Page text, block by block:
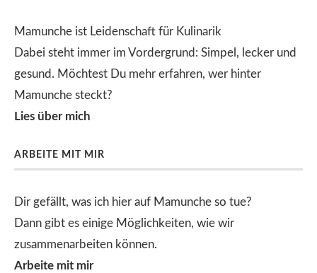
Mamunche ist Leidenschaft für Kulinarik
Dabei steht immer im Vordergrund: Simpel, lecker und
gesund. Möchtest Du mehr erfahren, wer hinter
Mamunche steckt?
Lies über mich
ARBEITE MIT MIR
Dir gefällt, was ich hier auf Mamunche so tue?
Dann gibt es einige Möglichkeiten, wie wir
zusammenarbeiten können.
Arbeite mit mir